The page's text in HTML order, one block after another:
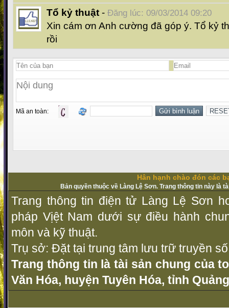
Tổ kỷ thuật - Đăng lúc: 09/03/2014 09:20
Xin cám ơn Anh cường đã góp ý. Tổ kỷ
rồi
Mã an toàn:
Hân hạnh chào đón các
Bản quyền thuộc về Làng Lệ Sơn. Trang thông tin này là
Trang thông tin điện tử Làng Lệ Sơn
pháp Vịệt Nam dưới sự điều hành
môn và kỹ thuật.
Trụ sở: Đặt tại trung tâm lưu trữ truyền
Trang thông tin là tài sản chung của
Văn Hóa, huyện Tuyên Hóa, tỉnh